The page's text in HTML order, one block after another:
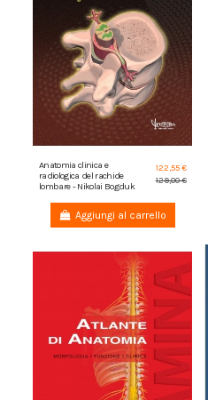
Anatomia clinica e
radiologica del rachide
lombare - Nikolai Bogduk
122,55 €
129,00 €
Aggiungi al carrello